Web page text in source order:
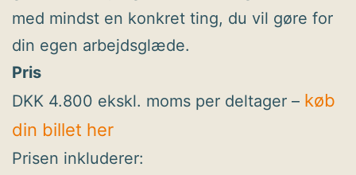
med mindst en konkret ting, du vil gøre for
din egen arbejdsglæde.
Pris
DKK 4.800 ekskl. moms per deltager – køb
din billet her
Prisen inkluderer: